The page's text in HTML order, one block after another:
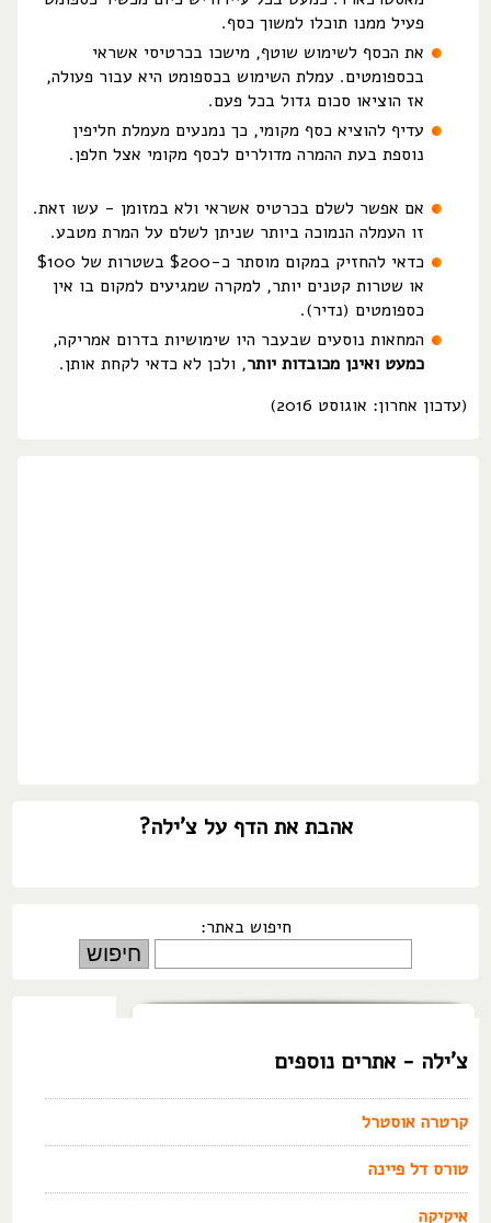
פעיל ממנו תוכלו למשוך כסף.
את הכסף לשימוש שוטף, מישכו בכרטיסי אשראי
בכספומטים. עמלת השימוש בכספומט היא עבור פעולה,
אז הוציאו סכום גדול בכל פעם.
עדיף להוציא כסף מקומי, כך נמנעים מעמלת חליפין
נוספת בעת ההמרה מדולרים לכסף מקומי אצל חלפן.
אם אפשר לשלם בכרטיס אשראי ולא במזומן - עשו זאת.
זו העמלה הנמוכה ביותר שניתן לשלם על המרת מטבע.
כדאי להחזיק במקום מוסתר כ-$200 בשטרות של $100
או שטרות קטנים יותר, למקרה שמגיעים למקום בו אין
כספומטים (נדיר).
המחאות נוסעים שבעבר היו שימושיות בדרום אמריקה,
כמעט ואינן מכובדות יותר, ולכן לא כדאי לקחת אותן.
(עדכון אחרון: אוגוסט 2016)
אהבת את הדף על צ'ילה?
חיפוש באתר:
צ'ילה - אתרים נוספים
קרטרה אוסטרל
טורס דל פיינה
איקיקה